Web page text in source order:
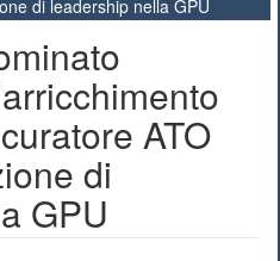
di leadership nella GPU
ATO
di
GPU